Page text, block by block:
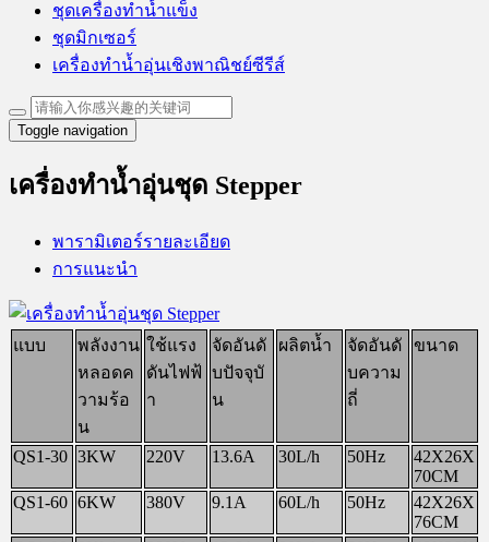
ชุดเครื่องทำน้ำแข็ง
ชุดมิกเซอร์
เครื่องทำน้ำอุ่นเชิงพาณิชย์ซีรีส์
Toggle navigation
เครื่องทำน้ำอุ่นชุด Stepper
พารามิเตอร์รายละเอียด
การแนะนำ
แบบ
พลังงาน
หลอดค
วามร้อ
น
ใช้แรง
ดันไฟฟ้
า
จัดอันดั
บปัจจุบั
น
ผลิตน้ำ
จัดอันดั
บความ
ถี่
ขนาด
QS1-30 3KW 220V 13.6A 30L/h 50Hz
42X26X
70CM
QS1-60 6KW 380V 9.1A 60L/h 50Hz
42X26X
76CM